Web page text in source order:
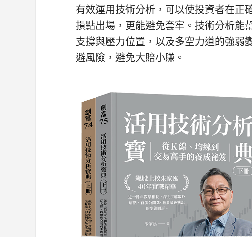
有效運用技術分析，可以使投資者在正
損點出場，更能避免套牢。技術分析能
支撐與壓力位置，以及多空力道的強弱
避風險，避免大賠小賺。